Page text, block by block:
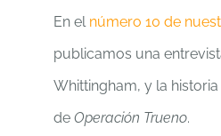
En el número 10 de
publicamos una
Whittingham, y la
de Operación Trueno.